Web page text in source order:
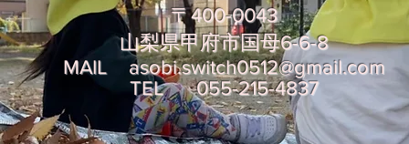
〒400-0043
山梨県甲府市国母6-6-8
MAIL asobi.switch0512@gmail.com
TEL 055-215-4837​